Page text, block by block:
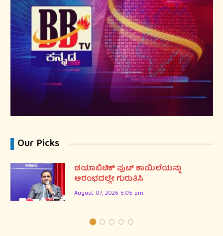
Our Picks
ಡಯಾಬಿಟಿಕ್ ಪುಟ್ ಕಾಯಿಲೆಯನ್ನು
ಆರಂಭದಲ್ಲೇ ಗುರುತಿಸಿ
August 07, 2026 5:05 pm